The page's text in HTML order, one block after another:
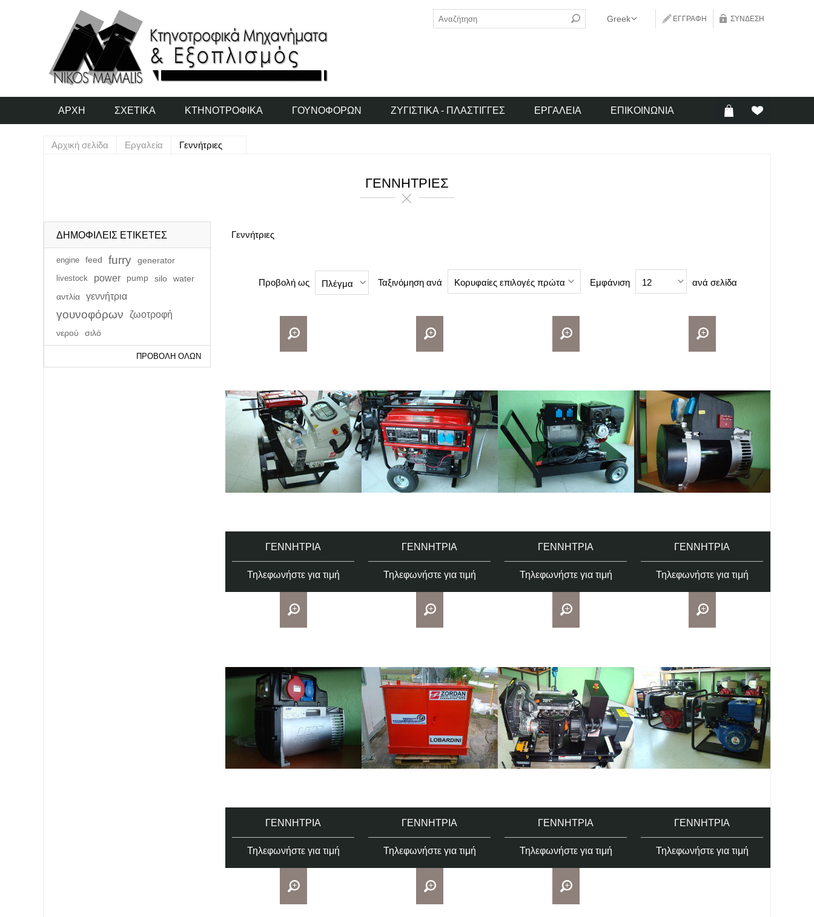
ΕΓΓΡΑΦΉ ΣΎΝΔΕΣΗ
ΑΡΧΉ ΣΧΕΤΙΚΆ ΚΤΗΝΟΤΡΟΦΙΚΆ ΓΟΥΝΟΦΌΡΩΝ ΖΥΓΙΣΤΙΚΆ - ΠΛΆΣΤΙΓΓΕΣ ΕΡΓΑΛΕΊΑ ΕΠΙΚΟΙΝΩΝΊΑ
Αρχική σελίδα Εργαλεία Γεννήτριες
ΓΕΝΝΉΤΡΙΕΣ
Γεννήτριες
Προβολή ως Πλέγμα Ταξινόμηση ανά Κορυφαίες επιλογές πρώτα Εμφάνιση 12 ανά σελίδα
ΓΕΝΝΉΤΡΙΑ
Τηλεφωνήστε για τιμή
ΓΕΝΝΉΤΡΙΑ
Τηλεφωνήστε για τιμή
ΓΕΝΝΉΤΡΙΑ
Τηλεφωνήστε για τιμή
ΓΕΝΝΉΤΡΙΑ
Τηλεφωνήστε για τιμή
ΓΕΝΝΉΤΡΙΑ
Τηλεφωνήστε για τιμή
ΓΕΝΝΉΤΡΙΑ
Τηλεφωνήστε για τιμή
ΓΕΝΝΉΤΡΙΑ
Τηλεφωνήστε για τιμή
ΓΕΝΝΉΤΡΙΑ
Τηλεφωνήστε για τιμή
ΔΗΜΟΦΙΛΕΙΣ ΕΤΙΚΕΤΕΣ
engine feed furry generator
livestock power pump silo
water
αντλία
γεννήτρια
γουνοφόρων ζωοτροφή
νερού σιλό
ΠΡΟΒΟΛΉ ΌΛΩΝ